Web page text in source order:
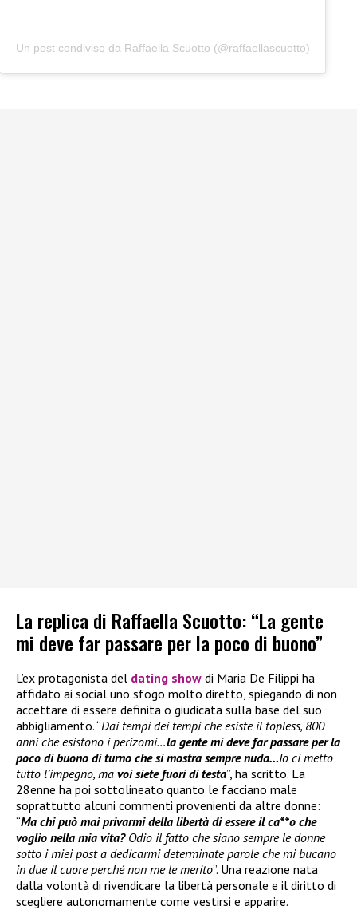
Un post condiviso da Raffaella Scuotto (@raffaellascuotto)
La replica di Raffaella Scuotto: “La gente
mi deve far passare per la poco di buono”
L’ex protagonista del dating show di Maria De Filippi ha
affidato ai social uno sfogo molto diretto, spiegando di non
accettare di essere definita o giudicata sulla base del suo
abbigliamento. “Dai tempi dei tempi che esiste il topless, 800
anni che esistono i perizomi…la gente mi deve far passare per la
poco di buono di turno che si mostra sempre nuda…Io ci metto
tutto l’impegno, ma voi siete fuori di testa”, ha scritto. La
28enne ha poi sottolineato quanto le facciano male
soprattutto alcuni commenti provenienti da altre donne:
“Ma chi può mai privarmi della libertà di essere il ca**o che
voglio nella mia vita? Odio il fatto che siano sempre le donne
sotto i miei post a dedicarmi determinate parole che mi bucano
in due il cuore perché non me le merito”. Una reazione nata
dalla volontà di rivendicare la libertà personale e il diritto di
scegliere autonomamente come vestirsi e apparire.